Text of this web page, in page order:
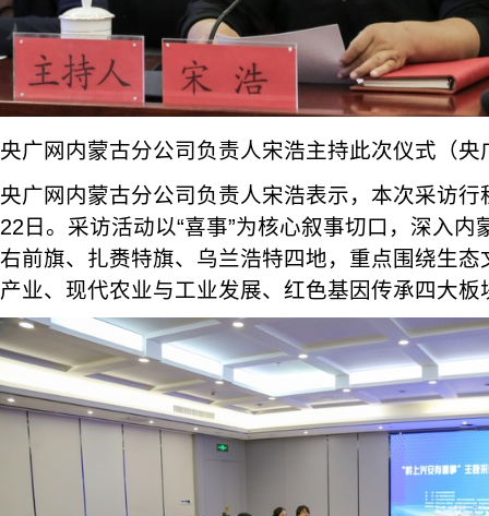
央广网内蒙古分公司负责人宋浩主持此次仪式（
央广网内蒙古分公司负责人宋浩表示，本次采访
22日。采访活动以“喜事”为核心叙事切口，深入内
右前旗、扎赉特旗、乌兰浩特四地，重点围绕生
产业、现代农业与工业发展、红色基因传承四大板